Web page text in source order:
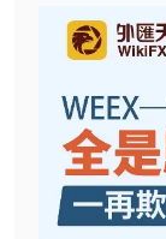
易平台。
當考慮像這樣的經
研究並考慮各種因
公司的可信度和安
監理視線：WEEX
其作為交易平台的